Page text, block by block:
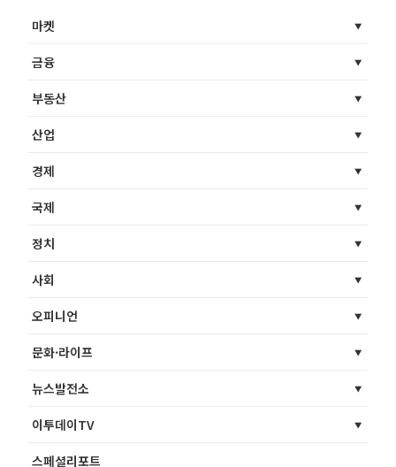
마켓
금융
부동산
산업
경제
국제
정치
사회
오피니언
문화·라이프
뉴스발전소
이투데이TV
스페셜리포트